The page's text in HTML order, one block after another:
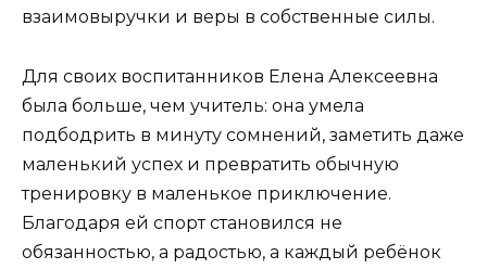
взаимовыручки и веры в собственные силы.
Для своих воспитанников Елена Алексеевна
была больше, чем учитель: она умела
подбодрить в минуту сомнений, заметить даже
маленький успех и превратить обычную
тренировку в маленькое приключение.
Благодаря ей спорт становился не
обязанностью, а радостью, а каждый ребёнок